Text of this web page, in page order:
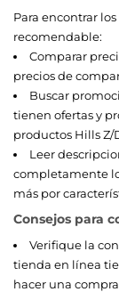
Para encontrar
recomendable:
Comparar
precios de
Buscar
tienen ofertas y
productos Hills Z/
Leer
completamente
más por
Consejos para
Verifique la
tienda en línea
hacer una